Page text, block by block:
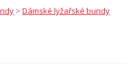
> Dámské lyžařské bundy